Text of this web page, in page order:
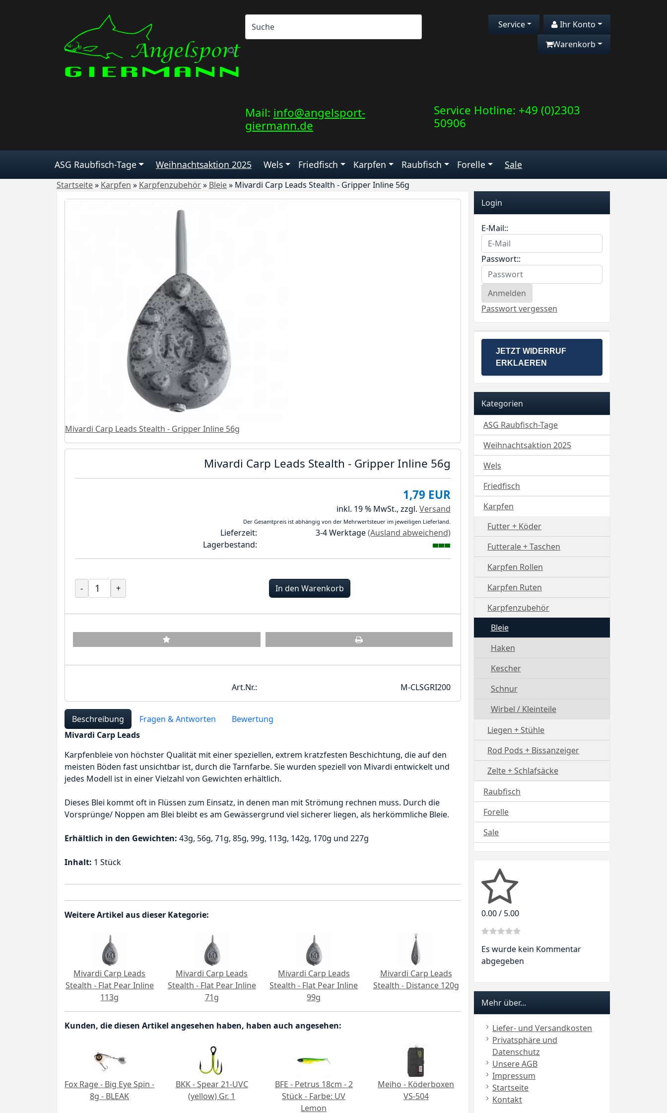
Mail: info@angelsport-
giermann.de
Service
Ihr Konto
Warenkorb
Service Hotline: +49 (0)2303
50906
ASG Raubfisch-Tage Weihnachtsaktion 2025 Wels Friedfisch Karpfen Raubfisch Forelle Sale
Startseite» Karpfen » Karpfenzubehör» Bleie» Mivardi Carp Leads Stealth - Gripper Inline 56g
Mivardi Carp Leads Stealth - Gripper Inline 56g
Mivardi Carp Leads Stealth - Gripper Inline 56g
1,79 EUR
inkl. 19 % MwSt., zzgl. Versand
Der Gesamtpreis ist abhängig von der Mehrwertsteuer im jeweiligen Lieferland.
Lieferzeit: 3-4 Werktage(Ausland abweichend)
Lagerbestand:
- + In den Warenkorb
Art.Nr.: M-CLSGRI200
Beschreibung Fragen & Antworten
Bewertung
Mivardi Carp Leads
Karpfenbleie von höchster Qualität mit einer speziellen, extrem kratzfesten Beschichtung, die auf den
meisten Böden fast unsichtbar ist, durch die Tarnfarbe. Sie wurden speziell von Mivardi entwickelt und
jedes Modell ist in einer Vielzahl von Gewichten erhältlich.
Dieses Blei kommt oft in Flüssen zum Einsatz, in denen man mit Strömung rechnen muss. Durch die
Vorsprünge/ Noppen am Blei bleibt es am Gewässergrund viel sicherer liegen, als herkömmliche Bleie.
Erhältlich in den Gewichten: 43g, 56g, 71g, 85g, 99g, 113g, 142g, 170g und 227g
Inhalt: 1 Stück
Weitere Artikel aus dieser Kategorie:
Mivardi Carp Leads
Stealth - Flat Pear Inline
113g
Mivardi Carp Leads
Stealth - Flat Pear Inline
71g
Mivardi Carp Leads
Stealth - Flat Pear Inline
99g
Mivardi Carp Leads
Stealth - Distance 120g
Kunden, die diesen Artikel angesehen haben, haben auch angesehen:
Fox Rage - Big Eye Spin -
8g - BLEAK
BKK - Spear 21-UVC
(yellow) Gr. 1
BFE - Petrus 18cm - 2
Stück - Farbe: UV
Lemon
Meiho - Köderboxen
VS-504
Login
E-Mail::
Passwort::
Passwort vergessen
JETZT WIDERRUF
ERKLAEREN
Kategorien
ASG Raubfisch-Tage
Weihnachtsaktion 2025
Wels
Friedfisch
Karpfen
Futter + Köder
Futterale + Taschen
Karpfen Rollen
Karpfen Ruten
Karpfenzubehör
Bleie
Haken
Kescher
Schnur
Wirbel / Kleinteile
Liegen + Stühle
Rod Pods + Bissanzeiger
Zelte + Schlafsäcke
Raubfisch
Forelle
Sale
0.00 / 5.00
Es wurde kein Kommentar
abgegeben
Mehr über...
Liefer- und Versandkosten
Privatsphäre und
Datenschutz
Unsere AGB
Impressum
Startseite
Kontakt